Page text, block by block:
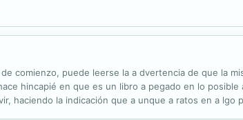
comienzo, puede leerse la a dvertencia de que la
hincapié en que es un libro a pegado en lo
haciendo la indicación que a unque a ratos en a